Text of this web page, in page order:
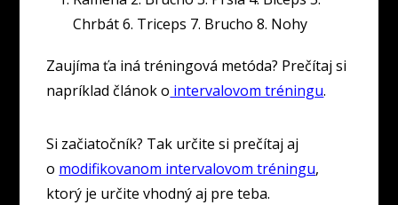
Chrbát 6. Triceps 7. Brucho 8. Nohy
Zaujíma ťa iná tréningová metóda? Prečítaj si
napríklad článok o intervalovom tréningu.
Si začiatočník? Tak určite si prečítaj aj
o modifikovanom intervalovom tréningu,
ktorý je určite vhodný aj pre teba.